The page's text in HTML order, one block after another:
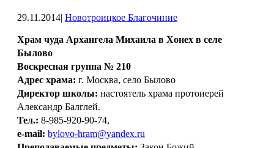
29.11.2014| Новотроицкое Благочиние
Храм чуда Архангела Михаила в Хонех в селе
Былово
Воскресная группа № 210
Адрес храма: г. Москва, село Былово
Директор школы: настоятель храма протоиерей
Александр Балглей.
Тел.: 8-985-920-90-74,
e-mail: bylovo-hram@yandex.ru